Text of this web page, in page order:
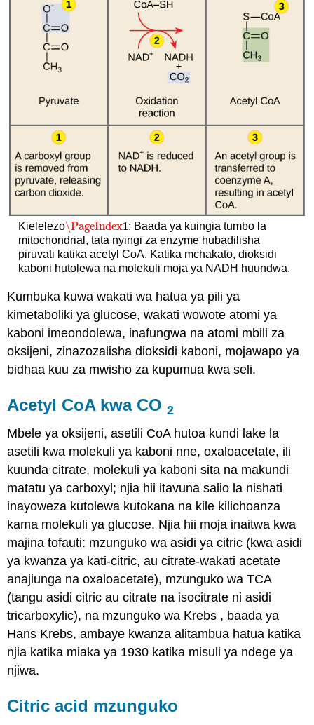
Kielelezo\PageIndex1
\PageIndex1: Baada ya kuingia tumbo la
mitochondrial, tata nyingi za enzyme hubadilisha
piruvati katika acetyl CoA. Katika mchakato, dioksidi
kaboni hutolewa na molekuli moja ya NADH huundwa.
Kumbuka kuwa wakati wa hatua ya pili ya
kimetaboliki ya glucose, wakati wowote atomi ya
kaboni imeondolewa, inafungwa na atomi mbili za
oksijeni, zinazozalisha dioksidi kaboni, mojawapo ya
bidhaa kuu za mwisho za kupumua kwa seli.
Acetyl CoA kwa CO2
Mbele ya oksijeni, asetili CoA hutoa kundi lake la
asetili kwa molekuli ya kaboni nne, oxaloacetate, ili
kuunda citrate, molekuli ya kaboni sita na makundi
matatu ya carboxyl; njia hii itavuna salio la nishati
inayoweza kutolewa kutokana na kile kilichoanza
kama molekuli ya glucose. Njia hii moja inaitwa kwa
majina tofauti: mzunguko wa asidi ya citric (kwa asidi
ya kwanza ya kati-citric, au citrate-wakati acetate
anajiunga na oxaloacetate), mzunguko wa TCA
(tangu asidi citric au citrate na isocitrate ni asidi
tricarboxylic), na mzunguko wa Krebs , baada ya
Hans Krebs, ambaye kwanza alitambua hatua katika
njia katika miaka ya 1930 katika misuli ya ndege ya
njiwa.
Citric acid mzunguko